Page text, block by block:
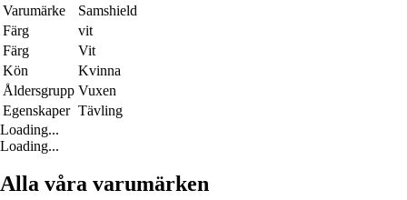
Varumärke
Samshield
Färg
vit
Färg
Vit
Kön
Kvinna
Åldersgrupp Vuxen
Egenskaper Tävling
Loading...
Loading...
Alla våra varumärken